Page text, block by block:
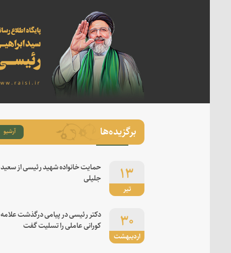
برگزیده‌ها آرشیو
تیر
۱۳
حمایت خانواده شهید رئیسی از سعید
جلیلی
اردیبهشت
۳۰
دکتر رئیسی در پیامی درگذشت علامه
کورانی عاملی را تسلیت گفت